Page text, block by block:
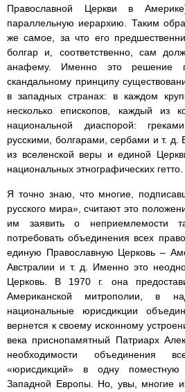
Православной Церкви в
параллельную иерархию. Таким
же самое, за что его
болгар и, соответственно, сам
анафему. Именно это решение
скандальному принципу
в западных странах: в каждом
несколько епископов, каждый из
национальной диаспорой:
русскими, болгарами, сербами и т. д.
из вселенской веры и единой
национальных этнографических гетто.
Я точно знаю, что многие,
русского мира», считают это
им заявить о неприемлемости
потребовать объединения всех
единую Православную Церковь –
Австралии и т. д. Именно это
Церковь. В 1970 г. она
Американской митрополии, в
национальные юрисдикции
вернется к своему исконному
века приснопамятный Патриарх
необходимости объединения
«юрисдикций» в одну поместную
Западной Европы. Но, увы, многие